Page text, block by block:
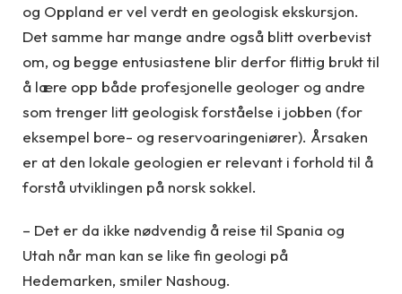
og Oppland er vel verdt en geologisk ekskursjon.
Det samme har mange andre også blitt overbevist
om, og begge entusiastene blir derfor flittig brukt til
å lære opp både profesjonelle geologer og andre
som trenger litt geologisk forståelse i jobben (for
eksempel bore- og reservoaringeniører). Årsaken
er at den lokale geologien er relevant i forhold til å
forstå utviklingen på norsk sokkel.
– Det er da ikke nødvendig å reise til Spania og
Utah når man kan se like fin geologi på
Hedemarken, smiler Nashoug.